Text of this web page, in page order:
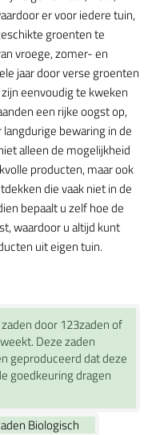
er voor iedere tuin,
groenten te
vroege, zomer- en
jaar door verse groenten
eenvoudig te kweken
een rijke oogst op,
bewaring in de
alleen de mogelijkheid
producten, maar ook
die vaak niet in de
bepaalt u zelf hoe de
waardoor u altijd kunt
uit eigen tuin.
door 123zaden of
Deze zaden
geproduceerd dat deze
goedkeuring dragen
Biologisch